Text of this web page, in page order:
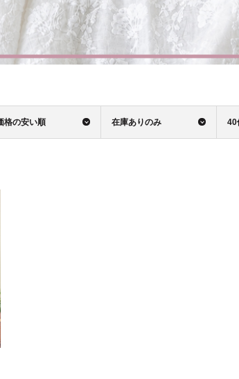
格の安い順 在庫ありのみ 40